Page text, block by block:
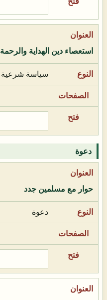
استعصاء دين الهداية والرحمة
سياسة شرعية
دعوة
حوار مع مسلمين جدد
دعوة